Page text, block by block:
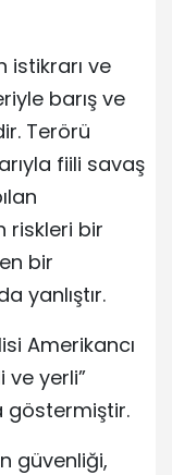
istikrarı ve
barış ve
Terörü
fiili savaş
riskleri bir
bir
yanlıştır.
Amerikancı
ve yerli”
göstermiştir.
güvenliği,